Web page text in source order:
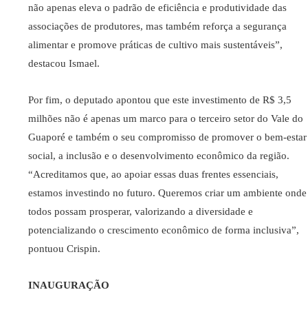
não apenas eleva o padrão de eficiência e produtividade das
associações de produtores, mas também reforça a segurança
alimentar e promove práticas de cultivo mais sustentáveis”,
destacou Ismael.
Por fim, o deputado apontou que este investimento de R$ 3,5
milhões não é apenas um marco para o terceiro setor do Vale do
Guaporé e também o seu compromisso de promover o bem-estar
social, a inclusão e o desenvolvimento econômico da região.
“Acreditamos que, ao apoiar essas duas frentes essenciais,
estamos investindo no futuro. Queremos criar um ambiente onde
todos possam prosperar, valorizando a diversidade e
potencializando o crescimento econômico de forma inclusiva”,
pontuou Crispin.
INAUGURAÇÃO